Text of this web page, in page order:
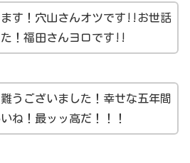
す！穴山さんオツです!!お世話
！福田さんヨロです!!
うございました！幸せな五年間
ね！最ッッ高だ！！！